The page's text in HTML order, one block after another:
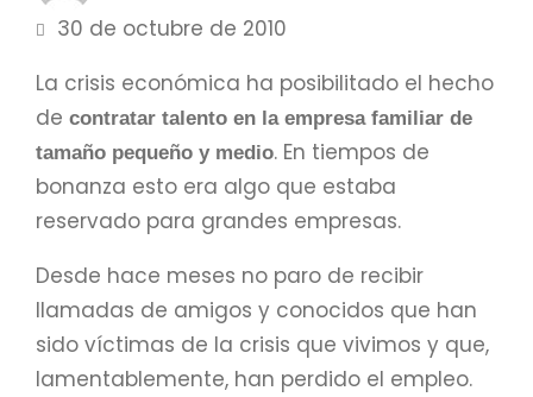
30 de octubre de 2010
La crisis económica ha posibilitado el hecho
de contratar talento en la empresa familiar de
tamaño pequeño y medio. En tiempos de
bonanza esto era algo que estaba
reservado para grandes empresas.
Desde hace meses no paro de recibir
llamadas de amigos y conocidos que han
sido víctimas de la crisis que vivimos y que,
lamentablemente, han perdido el empleo.